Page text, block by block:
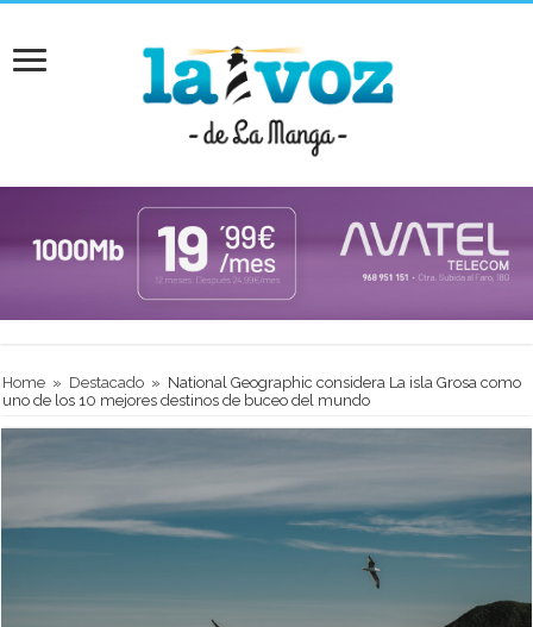
Home » Destacado » National Geographic considera La isla Grosa como
uno de los 10 mejores destinos de buceo del mundo